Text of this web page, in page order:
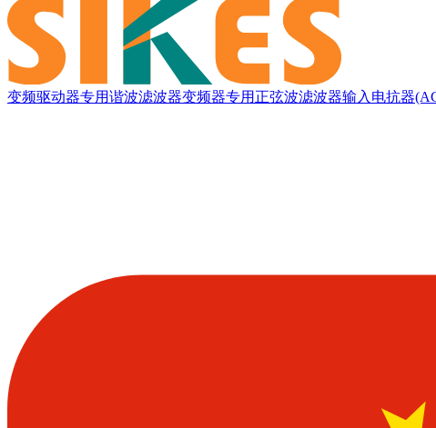
变频驱动器专用谐波滤波器变频器专用正弦波滤波器输入电抗器